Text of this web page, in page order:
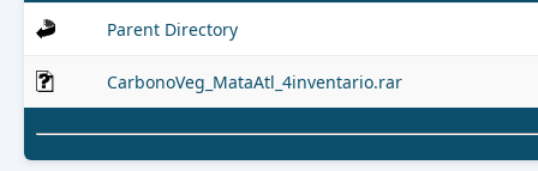
Parent Directory
CarbonoVeg_MataAtl_4inventario.rar